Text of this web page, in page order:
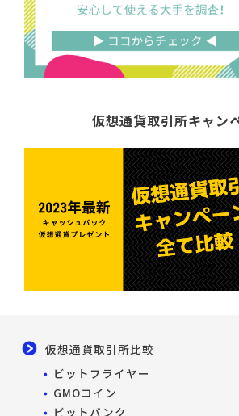
仮想通貨取引所キャン
仮想通貨取引所比較
ビットフライヤー
GMOコイン
ビットバンク